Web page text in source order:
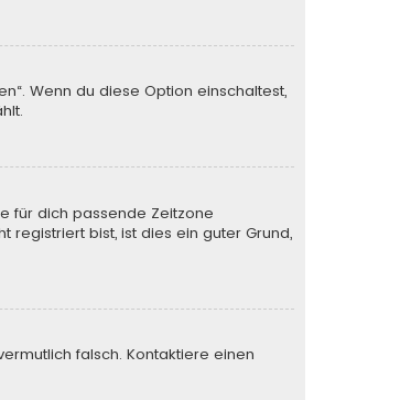
Wenn du diese Option einschaltest,
für dich passende Zeitzone
registriert bist, ist dies ein guter Grund,
falsch. Kontaktiere einen